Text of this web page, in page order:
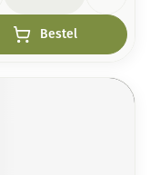
Bestel